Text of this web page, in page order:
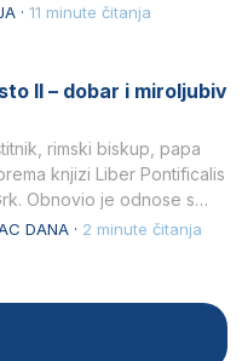
· 11 minute čitanja
II – dobar i miroljubiv
rimski biskup, papa
knjizi Liber Pontificalis
Obnovio je odnose s
DANA · 2 minute čitanja